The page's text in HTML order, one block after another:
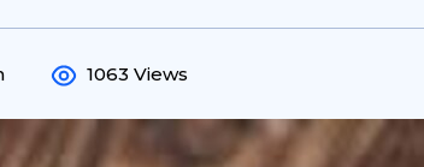
1063 Views